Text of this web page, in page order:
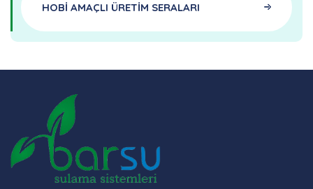
HOBİ AMAÇLI ÜRETİM SERALARI